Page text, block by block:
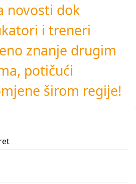
novosti dok
i treneri
znanje drugim
potičući
širom regije!